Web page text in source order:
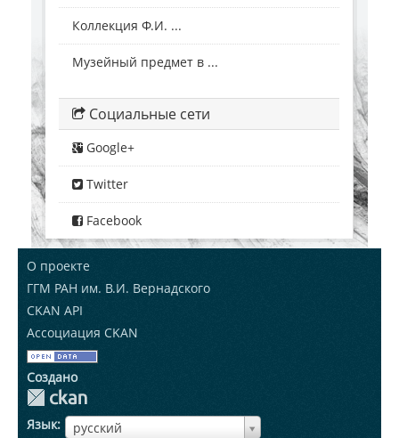
Коллекция Ф.И. ...
Музейный предмет в ...
Социальные сети
Google+
Twitter
Facebook
О проекте
ГГМ РАН им. В.И. Вернадского
CKAN API
Ассоциация CKAN
Создано
Язык русский
ЯзыкЯзык